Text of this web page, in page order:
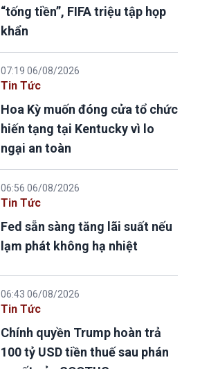
“tống tiền”, FIFA triệu tập họp
khẩn
07:19 06/08/2026
Tin Tức
Hoa Kỳ muốn đóng cửa tổ chức
hiến tạng tại Kentucky vì lo
ngại an toàn
06:56 06/08/2026
Tin Tức
Fed sẵn sàng tăng lãi suất nếu
lạm phát không hạ nhiệt
06:43 06/08/2026
Tin Tức
Chính quyền Trump hoàn trả
100 tỷ USD tiền thuế sau phán